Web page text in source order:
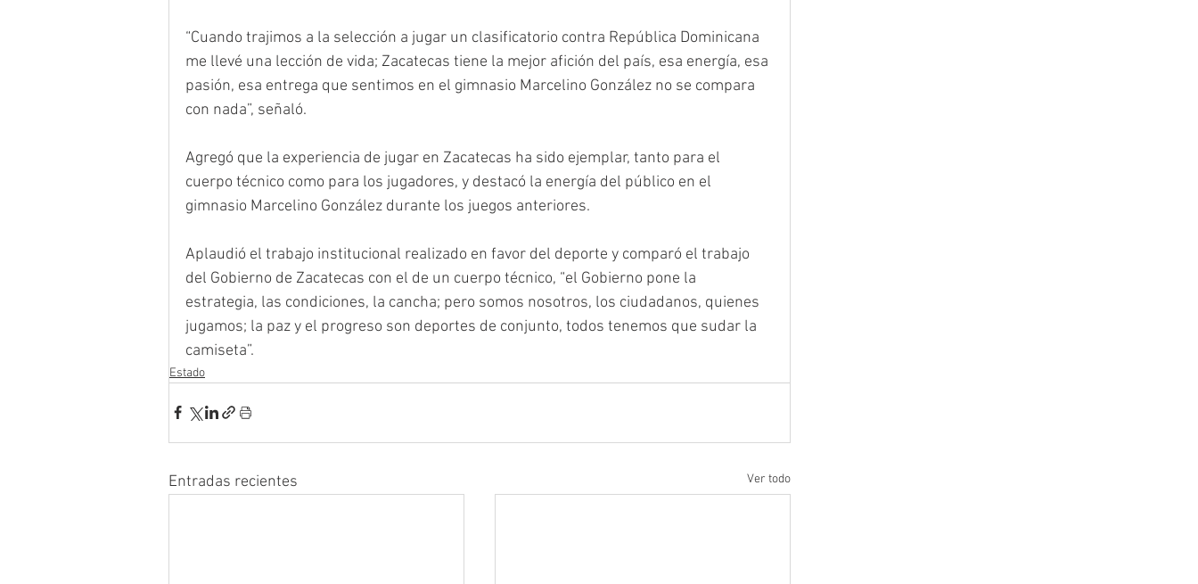
“Cuando trajimos a la selección a jugar un clasificatorio contra República Dominicana
me llevé una lección de vida; Zacatecas tiene la mejor afición del país, esa energía, esa
pasión, esa entrega que sentimos en el gimnasio Marcelino González no se compara
con nada”, señaló.
Agregó que la experiencia de jugar en Zacatecas ha sido ejemplar, tanto para el
cuerpo técnico como para los jugadores, y destacó la energía del público en el
gimnasio Marcelino González durante los juegos anteriores.
Aplaudió el trabajo institucional realizado en favor del deporte y comparó el trabajo
del Gobierno de Zacatecas con el de un cuerpo técnico, “el Gobierno pone la
estrategia, las condiciones, la cancha; pero somos nosotros, los ciudadanos, quienes
jugamos; la paz y el progreso son deportes de conjunto, todos tenemos que sudar la
camiseta”.
Estado
Entradas recientes Ver todo